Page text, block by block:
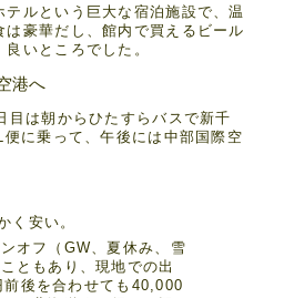
ルという巨大な宿泊施設で、温
豪華だし、館内で買えるビール
いところでした。
港へ
目は朝からひたすらバスで新千
に乗って、午後には中部国際空
く安い。
オフ（GW、夏休み、雪
ともあり、現地での出
後を合わせても40,000